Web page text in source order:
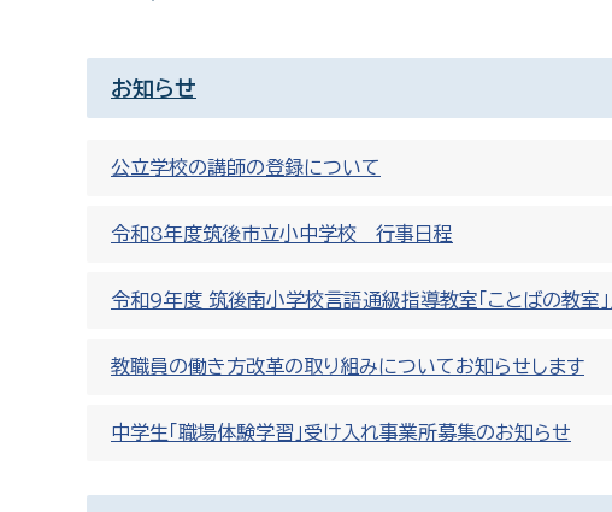
お知らせ
公立学校の講師の登録について
令和8年度筑後市立小中学校 行事日程
令和9年度 筑後南小学校言語通級指導教室「ことばの教室
教職員の働き方改革の取り組みについてお知らせします
中学生「職場体験学習」受け入れ事業所募集のお知らせ